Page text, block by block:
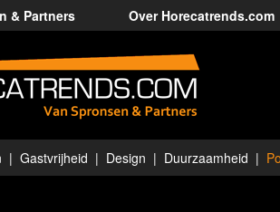
& Partners Over Horecatrends.com
Gastvrijheid Design Duurzaamheid